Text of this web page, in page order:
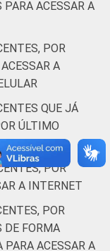
1
9
1
ACESSAR A
POR
A
QUE JÁ
ÚLTIMO
POR
A INTERNET
POR
FORMA
PARA ACESSAR A